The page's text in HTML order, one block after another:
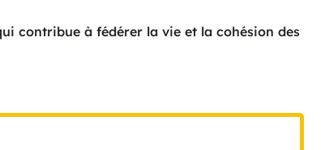
contribue à fédérer la vie et la cohésion des